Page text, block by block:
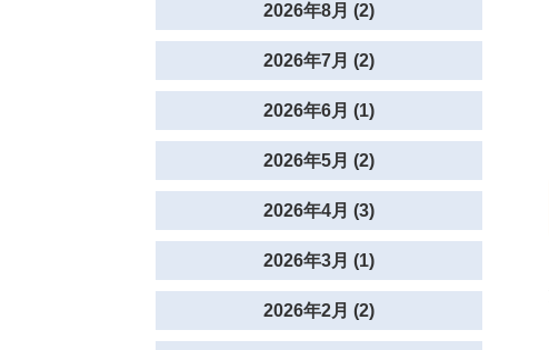
2026年8月 (2)
2026年7月 (2)
2026年6月 (1)
2026年5月 (2)
2026年4月 (3)
2026年3月 (1)
2026年2月 (2)